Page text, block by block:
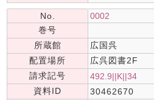
No.
0002
巻号
所蔵館
広国呉
配置場所
広呉図書2F
請求記号
492.9||K||34
資料ID
30462670